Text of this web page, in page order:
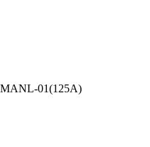
MANL-01(125A)